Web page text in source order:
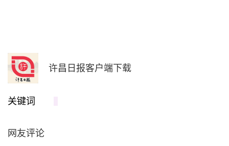
许昌日报客户端下载
关键词
网友评论